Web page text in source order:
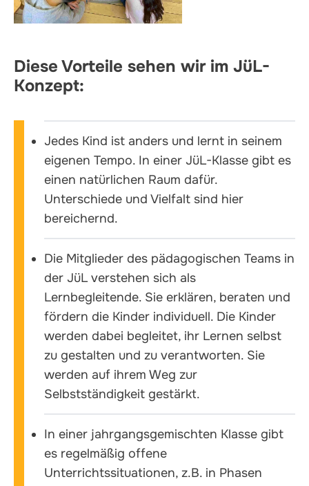
Diese Vorteile sehen wir im JüL-
Konzept:
Jedes Kind ist anders und lernt in seinem
eigenen Tempo. In einer JüL-Klasse gibt es
einen natürlichen Raum dafür.
Unterschiede und Vielfalt sind hier
bereichernd.
Die Mitglieder des pädagogischen Teams in
der JüL verstehen sich als
Lernbegleitende. Sie erklären, beraten und
fördern die Kinder individuell. Die Kinder
werden dabei begleitet, ihr Lernen selbst
zu gestalten und zu verantworten. Sie
werden auf ihrem Weg zur
Selbstständigkeit gestärkt.
In einer jahrgangsgemischten Klasse gibt
es regelmäßig offene
Unterrichtssituationen, z.B. in Phasen